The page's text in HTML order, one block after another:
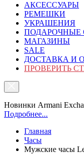
АКСЕССУАРЫ
РЕМЕШКИ
УКРАШЕНИЯ
ПОДАРОЧНЫЕ
МАГАЗИНЫ
SALE
ДОСТАВКА И
ПРОВЕРИТЬ
Новинки Armani
Подробнее...
Главная
Часы
Мужские часы